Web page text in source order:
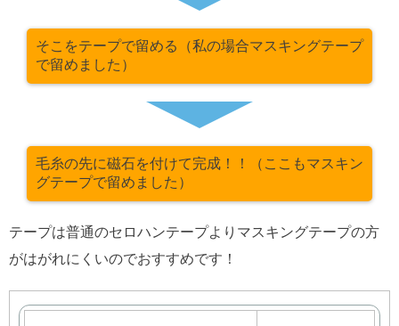
そこをテープで留める（私の場合マスキングテープ
で留めました）
毛糸の先に磁石を付けて完成！！（ここもマスキン
グテープで留めました）
テープは普通のセロハンテープよりマスキングテープの方
がはがれにくいのでおすすめです！